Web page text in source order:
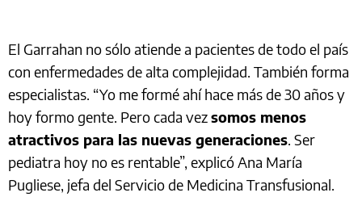
El Garrahan no sólo atiende a pacientes de todo el país
con enfermedades de alta complejidad. También forma
especialistas. “Yo me formé ahí hace más de 30 años y
hoy formo gente. Pero cada vezsomos menos
atractivos para las nuevas generaciones. Ser
pediatra hoy no es rentable”, explicó Ana María
Pugliese, jefa del Servicio de Medicina Transfusional.